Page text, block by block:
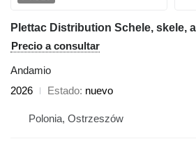
Precio a consultar
Andamio
2026
Estado nuevo
Polonia, Ostrzeszów